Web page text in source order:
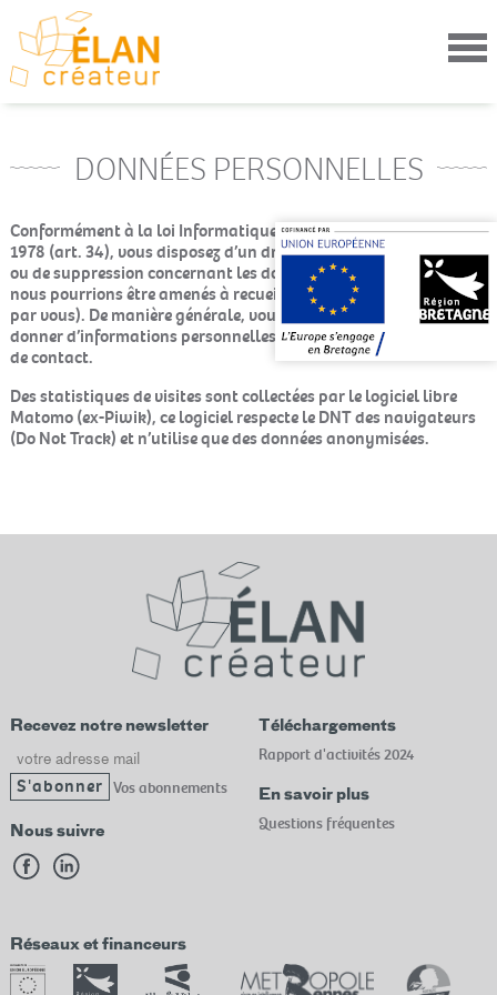
au
contenu
principal
DONNÉES PERSONNELLES
Conformément à la loi Informatique et Libertés du 6 janvier
1978 (art. 34), vous disposez d’un droit d’accès, de rectification
ou de suppression concernant les données personnelles que
nous pourrions être amenés à recueillir (données renseignées
par vous). De manière générale, vous pouvez visiter ce site sans
donner d’informations personnelles, excepté pour le formulaire
de contact.
Des statistiques de visites sont collectées par le logiciel libre
Matomo (ex-Piwik), ce logiciel respecte le DNT des navigateurs
(Do Not Track) et n’utilise que des données anonymisées.
Recevez notre newsletter
Email
Vos abonnements
Nous suivre
Téléchargements
Rapport d'activités 2024
En savoir plus
Questions fréquentes
Réseaux et financeurs